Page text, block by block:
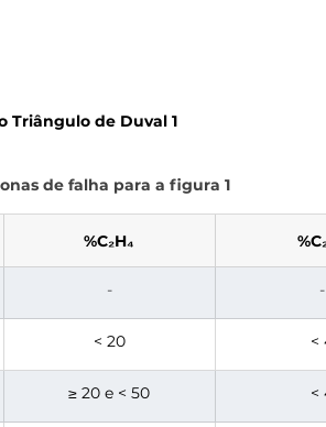
Triângulo de Duval 1
de falha para a figura 1
%C₂H₄
- -
< 20 <
≥ 20 e < 50 <